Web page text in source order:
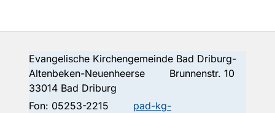
Evangelische Kirchengemeinde Bad Driburg-
Altenbeken-Neuenheerse Brunnenstr. 10
33014 Bad Driburg
Fon: 05253-2215
pad-kg-